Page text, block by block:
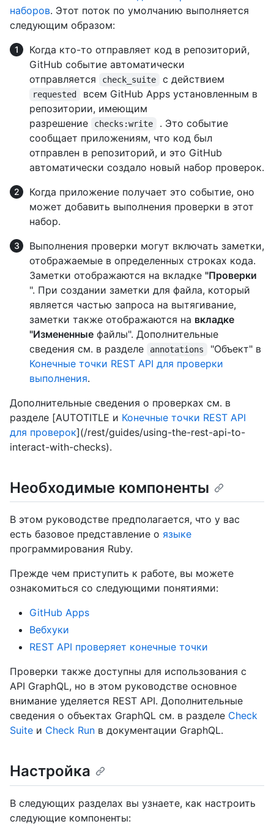
наборов. Этот поток по умолчанию выполняется
следующим образом:
Когда кто-то отправляет код в репозиторий,
GitHub событие автоматически
отправляется
check_suite с действием
requested
всем GitHub Apps установленным в
репозитории, имеющим
разрешение
checks:write
. Это событие
сообщает приложениям, что код был
отправлен в репозиторий, и это GitHub
автоматически создало новый набор проверок.
Когда приложение получает это событие, оно
может добавить выполнения проверки в этот
набор.
Выполнения проверки могут включать заметки,
отображаемые в определенных строках кода.
Заметки отображаются на вкладке "Проверки
". При создании заметки для файла, который
является частью запроса на вытягивание,
заметки также отображаются на вкладке
"Измененные файлы". Дополнительные
сведения см. в разделе
annotations
"Объект" в
Конечные точки REST API для проверки
выполнения.
Дополнительные сведения о проверках см. в
разделе [AUTOTITLE и Конечные точки REST API
для проверок](/rest/guides/using-the-rest-api-to-
interact-with-checks).
Необходимые компоненты
В этом руководстве предполагается, что у вас
есть базовое представление о языке
программирования Ruby.
Прежде чем приступить к работе, вы можете
ознакомиться со следующими понятиями:
GitHub Apps
Вебхуки
REST API проверяет конечные точки
Проверки также доступны для использования с
API GraphQL, но в этом руководстве основное
внимание уделяется REST API. Дополнительные
сведения о объектах GraphQL см. в разделе Check
Suite и Check Run в документации GraphQL.
Настройка
В следующих разделах вы узнаете, как настроить
следующие компоненты: